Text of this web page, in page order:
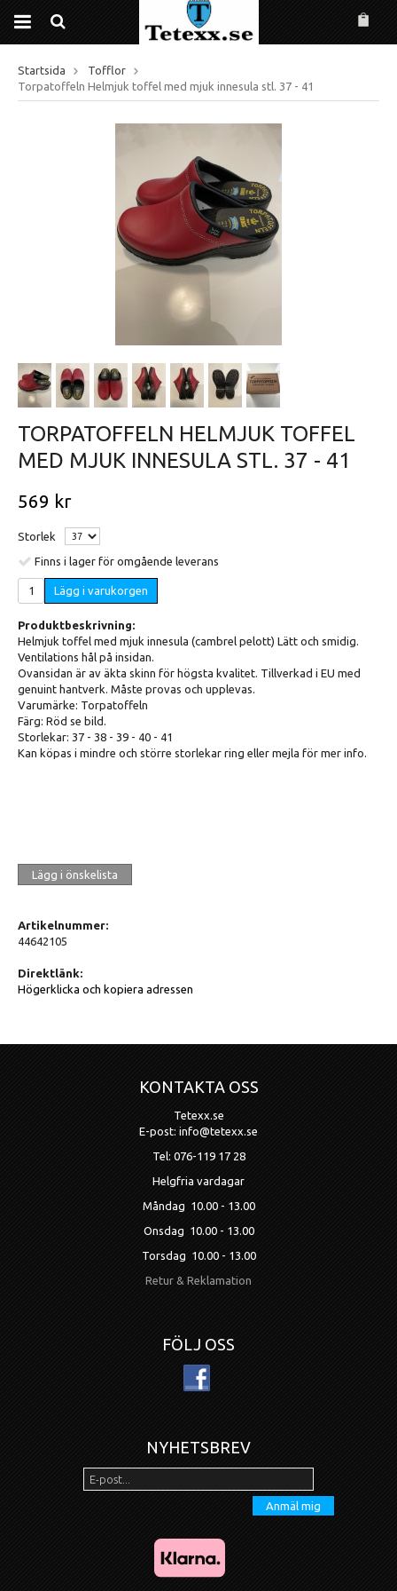
Startsida
Tofflor
Torpatoffeln Helmjuk toffel med mjuk innesula stl. 37 - 41
TORPATOFFELN HELMJUK TOFFEL
MED MJUK INNESULA STL. 37 - 41
569 kr
Storlek
Finns i lager för omgående leverans
Lägg i varukorgen
Produktbeskrivning:
Helmjuk toffel med mjuk innesula (cambrel pelott) Lätt och smidig.
Ventilations hål på insidan.
Ovansidan är av äkta skinn för högsta kvalitet. Tillverkad i EU med
genuint hantverk. Måste provas och upplevas.
Varumärke: Torpatoffeln
Färg: Röd se bild.
Storlekar: 37 - 38 - 39 - 40 - 41
Kan köpas i mindre och större storlekar ring eller mejla för mer info.
Lägg i önskelista
Artikelnummer:
44642105
Direktlänk:
Högerklicka och kopiera adressen
KONTAKTA OSS
Tetexx.se
E-post: info@tetexx.se
Tel: 076-119 17 28
Helgfria vardagar
Måndag 10.00 - 13.00
Onsdag 10.00 - 13.00
Torsdag 10.00 - 13.00
Retur & Reklamation
FÖLJ OSS
NYHETSBREV
Anmäl mig